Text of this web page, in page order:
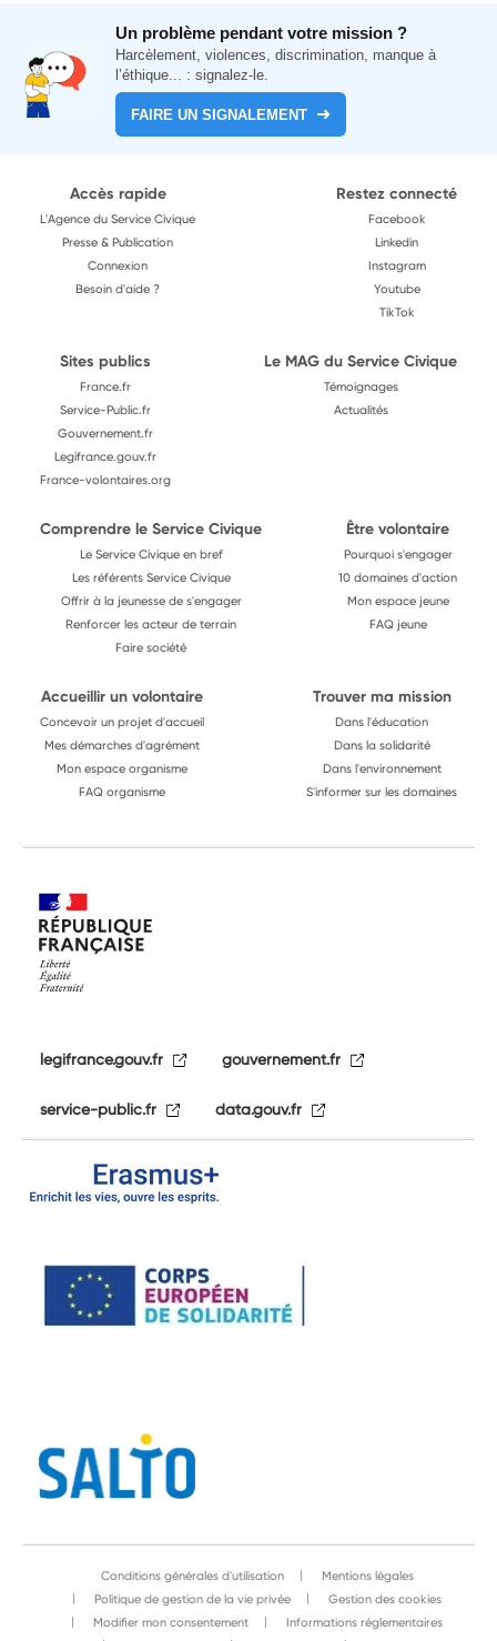
Un problème pendant votre mission ?
Harcèlement, violences, discrimination, manque à
l’éthique... : signalez-le.
FAIRE UN SIGNALEMENT
Accès rapide
L'Agence du Service Civique
Presse & Publication
Connexion
Besoin d'aide ?
Restez connecté
Facebook
Linkedin
Instagram
Youtube
TikTok
Sites publics
France.fr
Service-Public.fr
Gouvernement.fr
Legifrance.gouv.fr
France-volontaires.org
Le MAG du Service Civique
Témoignages
Actualités
Comprendre le Service Civique
Le Service Civique en bref
Les référents Service Civique
Offrir à la jeunesse de s'engager
Renforcer les acteur de terrain
Faire société
Être volontaire
Pourquoi s'engager
10 domaines d'action
Mon espace jeune
FAQ jeune
Accueillir un volontaire
Concevoir un projet d'accueil
Mes démarches d'agrément
Mon espace organisme
FAQ organisme
Trouver ma mission
Dans l'éducation
Dans la solidarité
Dans l'environnement
S'informer sur les domaines
legifrance.gouv.fr gouvernement.fr
service-public.fr data.gouv.fr
Conditions générales d'utilisation
Mentions légales
Politique de gestion de la vie privée
Gestion des cookies
Modifier mon consentement
Informations réglementaires